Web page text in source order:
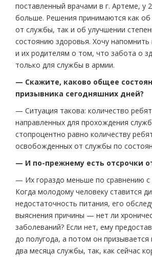
поставленный врачами в г. Артеме, у
больше. Решения принимаются как
от службы, так и об улучшении
состоянию здоровья. Хочу
и их родителям о том, что забота о
только для службы в армии.
— Скажите, каково общее
призывника сегодняшних дней?
— Ситуация такова: количество
направленных для прохождения
стопроцентно равно количеству
освобожденных от службы по
— И по-прежнему есть отсрочки
— Их гораздо меньше по сравнению с
Когда молодому человеку ставится
недостаточность питания, его
выяснения причины — нет ли
заболеваний? Если нет, ему
до полугода, а потом он
два месяца службы, так, как сейчас